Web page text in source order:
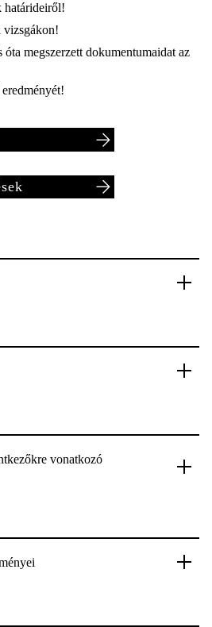
határideiről!
vizsgákon!
megszerzett dokumentumaidat az
vonatkozó